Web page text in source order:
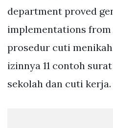
department proved
implementations
prosedur cuti
izinnya 11 contoh
sekolah dan cuti kerja.